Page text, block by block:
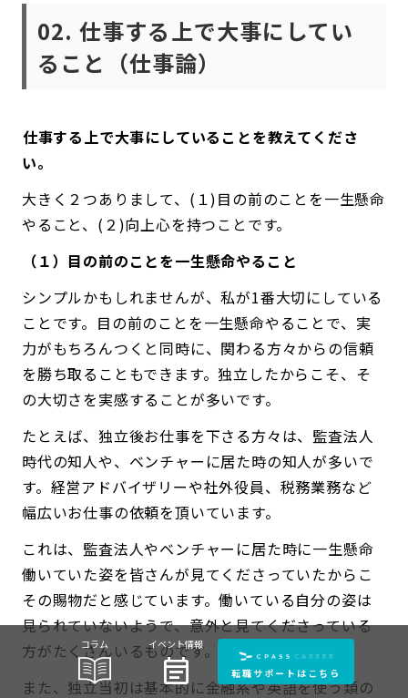
コラム イベント情報
event_note 転職サポートはこちら
02. 仕事する上で大事にしてい
ること（仕事論）
――仕事する上で大事にしていることを教えてくださ
い。
大きく２つありまして、(１)目の前のことを一生懸命
やること、(２)向上心を持つことです。
（１）目の前のことを一生懸命やること
シンプルかもしれませんが、私が1番大切にしている
ことです。目の前のことを一生懸命やることで、実
力がもちろんつくと同時に、関わる方々からの信頼
を勝ち取ることもできます。独立したからこそ、そ
の大切さを実感することが多いです。
たとえば、独立後お仕事を下さる方々は、監査法人
時代の知人や、ベンチャーに居た時の知人が多いで
す。経営アドバイザリーや社外役員、税務業務など
幅広いお仕事の依頼を頂いています。
これは、監査法人やベンチャーに居た時に一生懸命
働いていた姿を皆さんが見てくださっていたからこ
その賜物だと感じています。働いている自分の姿は
見られていないようで、意外と見てくださっている
方がたくさんいるものです。
また、独立当初は基本的に金融系や英語を使う類の